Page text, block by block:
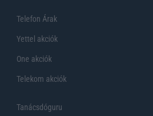
Telefon Árak
Yettel akciók
One akciók
Telekom akciók
Tanácsdóguru